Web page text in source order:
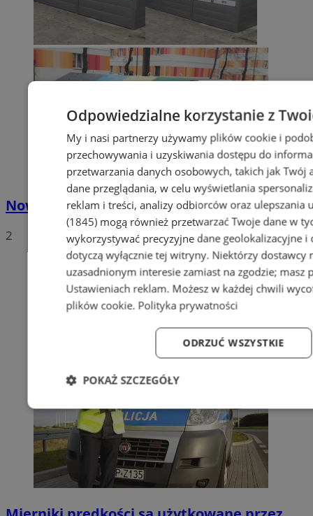
Nowe stawki za odbiór odpadów
2
Odpowiedzialne korzystanie z
My i nasi partnerzy używamy plików cookie i
przechowywania i uzyskiwania dostępu do
przetwarzania danych osobowych, takich jak
dane przeglądania, w celu wyświetlania
reklam i treści, analizy odbiorców oraz ulepszania
(1845)mogą również przetwarzać Twoje dane w
wykorzystywać precyzyjne dane geolokalizacyjne
dotyczą wyłącznie tej witryny. Niektórzy dostawcy
uzasadnionym interesie zamiast na zgodzie; masz
Ustawieniach reklam. Możesz w każdej chwili
plików cookie. Polityka prywatności
ODRZUĆ WSZYSTKIE
POKAŻ SZCZEGÓŁY
Niezbędne Wydajność Targetowanie
Niezbędne Wydajność Targetowanie